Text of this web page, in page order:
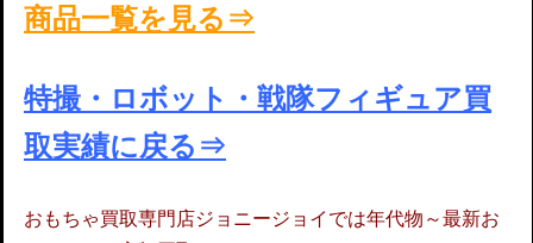
商品一覧を見る⇒
特撮・ロボット・戦隊フィギュア買
取実績に戻る⇒
おもちゃ買取専門店ジョニージョイでは年代物～最新お